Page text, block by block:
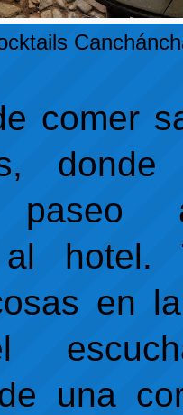
comer
paseo
al hotel.
en
una